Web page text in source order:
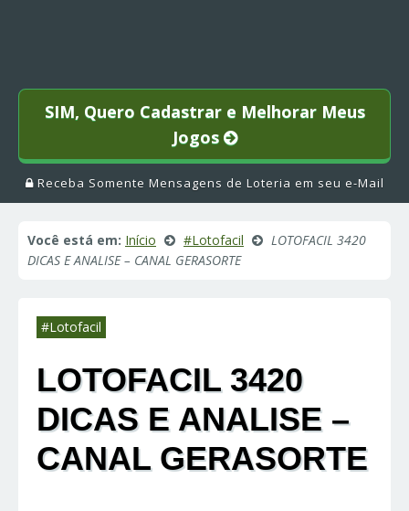
SIM, Quero Cadastrar e Melhorar Meus
Jogos
Receba Somente Mensagens de Loteria em seu e-Mail
Você está em: Início #Lotofacil
LOTOFACIL 3420
DICAS E ANALISE – CANAL GERASORTE
#Lotofacil
LOTOFACIL 3420
DICAS E ANALISE –
CANAL GERASORTE